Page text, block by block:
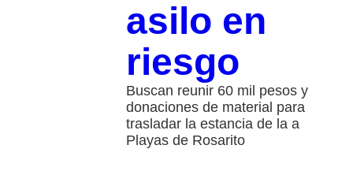
asilo en
riesgo
Buscan reunir 60 mil pesos y
donaciones de material para
trasladar la estancia de la a
Playas de Rosarito